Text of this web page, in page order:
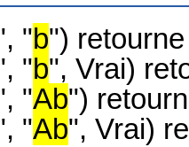
"b")
"b", Vrai)
"Ab")
"Ab", Vrai)